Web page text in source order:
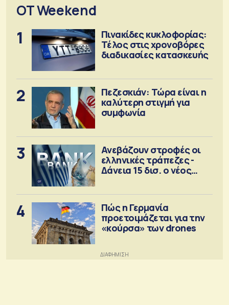
OT Weekend
1
Πινακίδες κυκλοφορίας:
Τέλος στις χρονοβόρες
διαδικασίες κατασκευής
2
Πεζεσκιάν: Τώρα είναι η
καλύτερη στιγμή για
συμφωνία
3
Ανεβάζουν στροφές οι
ελληνικές τράπεζες -
Δάνεια 15 δισ. ο νέος
4
Πώς η Γερμανία
προετοιμάζεται για την
«κούρσα» των drones